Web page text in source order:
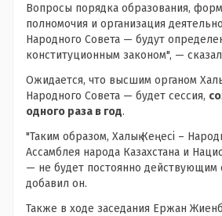
Вопросы порядка образования,
полномочия и организация
Народного Совета — будут
конституционным законом", —
Ожидается, что высшим органом
Народного Совета — будет сессия,
одного раза в год.
"Таким образом, Халық Кеңесі –
Ассамблея народа Казахстана и
— не будет постоянно действующим
добавил он.
Также в ходе заседания Ержан